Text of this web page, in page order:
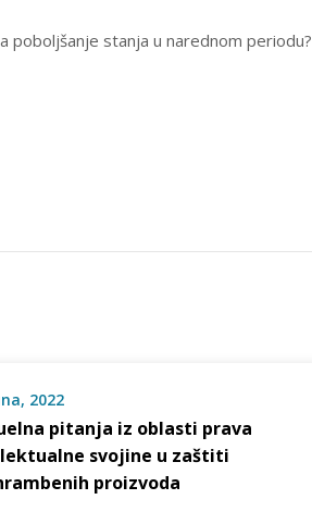
poboljšanje stanja u narednom periodu?
2022
pitanja iz oblasti prava
svojine u zaštiti
proizvoda